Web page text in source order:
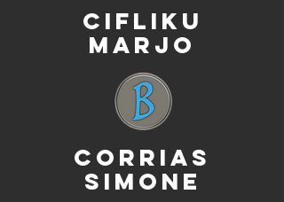
CIFLIKU
MARJO
CORRIAS
SIMONE